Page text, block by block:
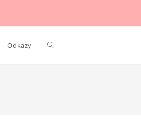
Odkazy